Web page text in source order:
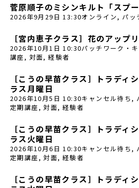
菅原順子のミシンキルト「スプ
2026年9月29日 13:30オンライン, パッ
［宮内恵子クラス］花のアップ
2026年10月1日 10:30パッチワーク・
講座 , 対面,経験者
［こうの早苗クラス］トラディ
ラス月曜日
2026年10月5日 10:30キャンセル待ち ,
定期講座 ,対面,経験者
［こうの早苗クラス］トラディ
ラス火曜日
2026年10月6日 10:30キャンセル待ち ,
定期講座 ,対面,経験者
［こうの早苗クラス］トラディ